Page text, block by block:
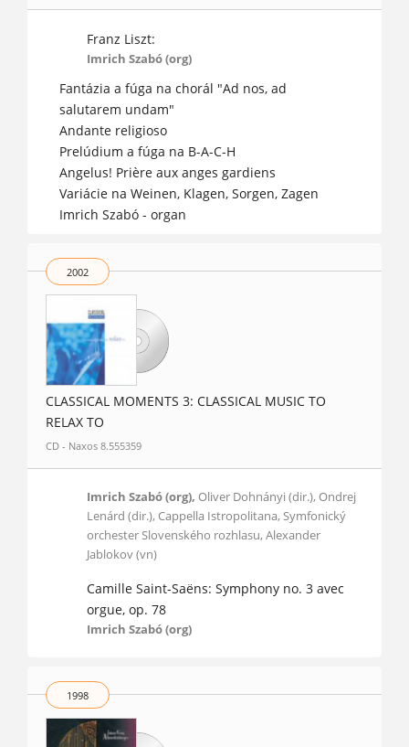
Franz Liszt:
Imrich Szabó (org)
Fantázia a fúga na chorál "Ad nos, ad
salutarem undam"
Andante religioso
Prelúdium a fúga na B-A-C-H
Angelus! Prière aux anges gardiens
Variácie na Weinen, Klagen, Sorgen, Zagen
Imrich Szabó - organ
2002
CLASSICAL MOMENTS 3: CLASSICAL MUSIC TO
RELAX TO
CD - Naxos 8.555359
Imrich Szabó (org), Oliver Dohnányi (dir.), Ondrej
Lenárd (dir.), Cappella Istropolitana, Symfonický
orchester Slovenského rozhlasu, Alexander
Jablokov (vn)
Camille Saint-Saëns: Symphony no. 3 avec
orgue, op. 78
Imrich Szabó (org)
1998